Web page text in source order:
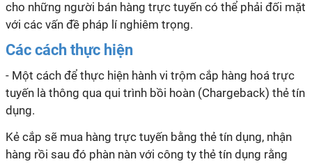
cho những người bán hàng trực tuyến có thể phải đối mặt
với các vấn đề pháp lí nghiêm trọng.
Các cách thực hiện
- Một cách để thực hiện hành vi trộm cắp hàng hoá trực
tuyến là thông qua qui trình bồi hoàn (Chargeback) thẻ tín
dụng.
Kẻ cắp sẽ mua hàng trực tuyến bằng thẻ tín dụng, nhận
hàng rồi sau đó phàn nàn với công ty thẻ tín dụng rằng